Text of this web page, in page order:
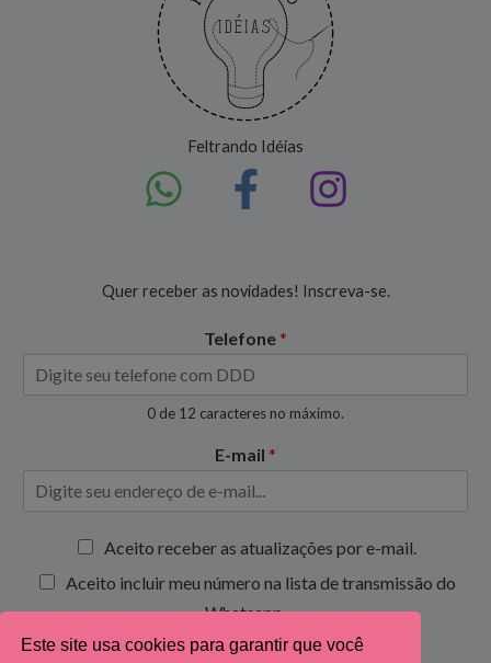
Feltrando Idéias
Quer receber as novidades! Inscreva-se.
Telefone *
0 de 12 caracteres no máximo.
E-mail *
x
s
Aceito receber as atualizações por e-mail.
Aceito incluir meu número na lista de transmissão do
Whatsapp.
Este site usa cookies para garantir que você